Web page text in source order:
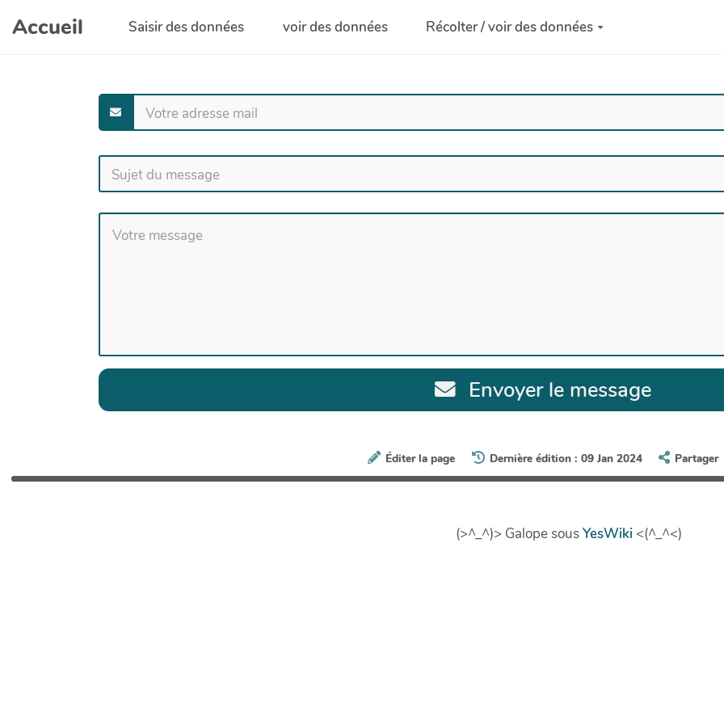
Aller au contenu principal
Accueil Saisir des données voir des données Récolter / voir des données
Envoyer le message
Éditer la page Dernière édition : 09 Jan 2024 Partager
(>^_^)> Galope sousYesWiki <(^_^<)